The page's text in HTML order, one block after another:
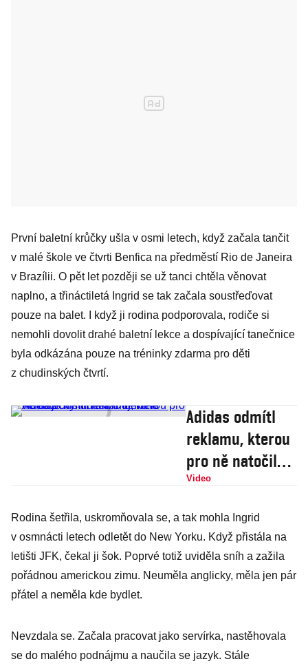
První baletní krůčky ušla v osmi letech, když začala tančit
v malé škole ve čtvrti Benfica na předměstí Rio de Janeira
v Brazílii. O pět let později se už tanci chtěla věnovat
naplno, a třináctiletá Ingrid se tak začala soustřeďovat
pouze na balet. I když ji rodina podporovala, rodiče si
nemohli dovolit drahé baletní lekce a dospívající tanečnice
byla odkázána pouze na tréninky zdarma pro děti
z chudinských čtvrtí.
Adidas odmítl
reklamu, kterou
pro ně natočil
student.
nyní hitem
internetu
Video
Rodina šetřila, uskromňovala se, a tak mohla Ingrid
v osmnácti letech odletět do New Yorku. Když přistála na
letišti JFK, čekal ji šok. Poprvé totiž uviděla sníh a zažila
pořádnou americkou zimu. Neuměla anglicky, měla jen pár
přátel a neměla kde bydlet.
Nevzdala se. Začala pracovat jako servírka, nastěhovala
se do malého podnájmu a naučila se jazyk. Stále